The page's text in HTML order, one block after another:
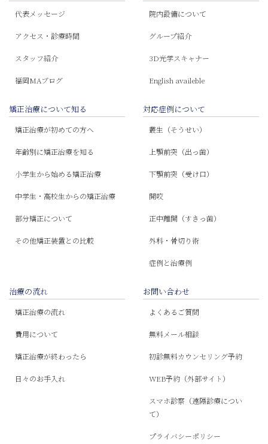
代表メッセージ
アクセス・診療時間
スタッフ紹介
福岡MAブログ
院内設備について
グループ紹介
3D光学スキャナー
English availeble
矯正治療について知る
矯正治療が初めての方へ
年齢別に矯正治療を知る
小学生から始める矯正治療
中学生・高校生からの矯正治療
部分矯正について
その他矯正装置との比較
対応症例について
叢生（そうせい）
上顎前突（出っ歯）
下顎前突（受け口）
開咬
正中離開（すきっ歯）
外科・骨切り術
症例と治療例
治療の流れ
矯正治療の流れ
費用について
矯正治療が終わったら
日々のお手入れ
お問い合わせ
よくあるご質問
無料メール相談
初診無料カウンセリング予約
WEB予約（外部サイト）
スマホ診察（遠隔診療につい
て）
プライバシーポリシー